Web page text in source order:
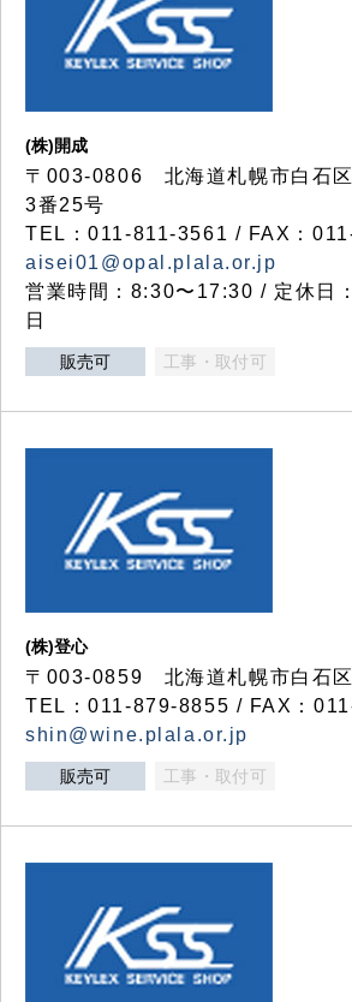
(株)開成
〒003-0806 北海道札幌市白石区
3番25号
TEL：011-811-3561 / FAX：
aisei01@opal.plala.or.jp
営業時間：8:30〜17:30 / 定休日
日
販売可 工事・取付可
(株)登心
〒003-0859 北海道札幌市白石
TEL：011-879-8855 / FAX：
shin@wine.plala.or.jp
販売可 工事・取付可